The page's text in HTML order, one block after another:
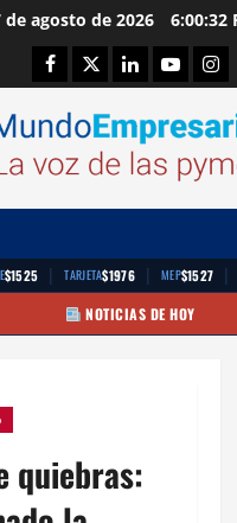
de agosto de 2026 6:00:33
Facebook
TwitterLinkedinYoutube
$1525 | TARJETA$1976 | MEP$1527 |
NOTICIAS DE HOY
quiebras: